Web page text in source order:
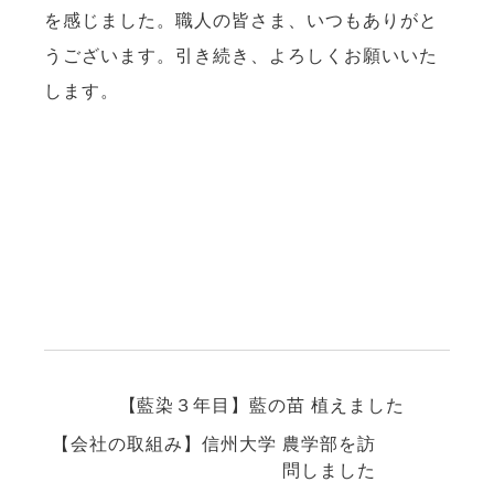
を感じました。職人の皆さま、いつもありがと
うございます。引き続き、よろしくお願いいた
します。
【藍染３年目】藍の苗 植えました
【会社の取組み】信州大学 農学部を訪
問しました